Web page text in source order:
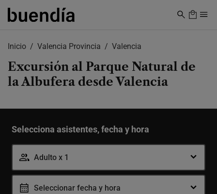
Skip
Inicio Valencia Provincia Valencia
Excursión al Parque Natural de
la Albufera desde Valencia
Selecciona asistentes, fecha y hora
Adulto x 1
Seleccionar fecha y hora